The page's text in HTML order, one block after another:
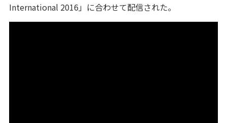
International 2016」に合わせて配信された。